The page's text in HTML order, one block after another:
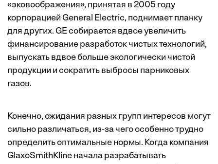
«эковоображения», принятая в 2005 году
корпорацией General Electric, поднимает планку
для других. GE собирается вдвое увеличить
финансирование разработок чистых технологий,
выпускать вдвое больше экологически чистой
продукции и сократить выбросы парниковых
газов.
Конечно, ожидания разных групп интересов могут
сильно различаться, из-за чего особенно трудно
определить оптимальные нормы. Когда компания
GlaxoSmithKline начала разрабатывать